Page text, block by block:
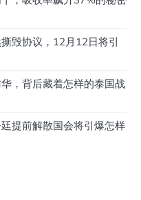
毁协议，12月12日将引
，背后藏着怎样的泰国战
提前解散国会将引爆怎样